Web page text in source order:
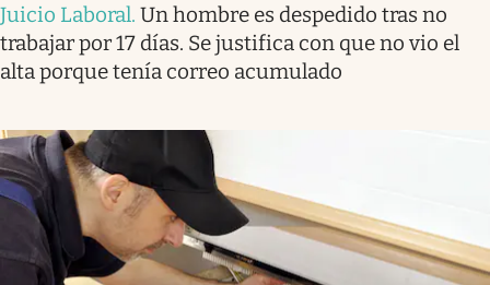
Juicio Laboral. Un hombre es despedido tras no
trabajar por 17 días. Se justifica con que no vio el
alta porque tenía correo acumulado